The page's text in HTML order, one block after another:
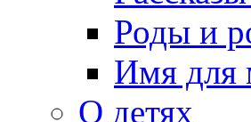
Роды и
Имя для
О детях